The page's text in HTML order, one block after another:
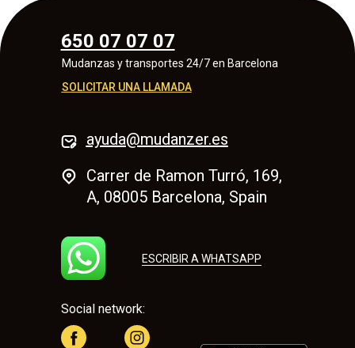
650 07 07 07
Mudanzas y transportes 24/7 en Barcelona
SOLICITAR UNA LLAMADA
ayuda@mudanzer.es
Carrer de Ramon Turró, 169,
A, 08005 Barcelona, Spain
ESCRIBIR A WHATSAPP
Social network: